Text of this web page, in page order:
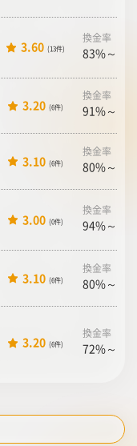
3.60 (13件)
換金率
83%～
3.20 (6件)
換金率
91%～
3.10 (6件)
換金率
80%～
3.00 (0件)
換金率
94%～
3.10 (6件)
換金率
80%～
3.20 (6件)
換金率
72%～